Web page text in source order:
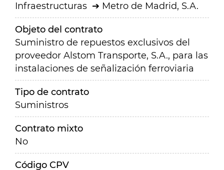
Infraestructuras
Metro de Madrid, S.A.
Objeto del contrato
Suministro de repuestos exclusivos del
proveedor Alstom Transporte, S.A., para las
instalaciones de señalización ferroviaria
Tipo de contrato
Suministros
Contrato mixto
No
Código CPV